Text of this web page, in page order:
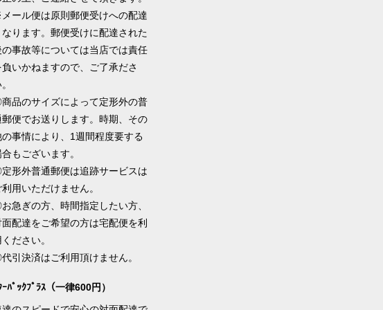
ール便は原則郵便受けへの配達
なります。郵便受けに配達された
の事故等については当店では責任
負いかねますので、ご了承ださ
品のサイズによって定形外の普
郵便でお送りします。時期、その
の事情により、1週間程度要する
もございます。
形外普通郵便は追跡サービスは
用いただけません。
急ぎの方、時間指定したい方、
面配達をご希望の方は宅配便を利
ださい。
引決済はご利用頂けません。
ｰﾊﾟｯｸﾌﾟﾗｽ（一律600円）